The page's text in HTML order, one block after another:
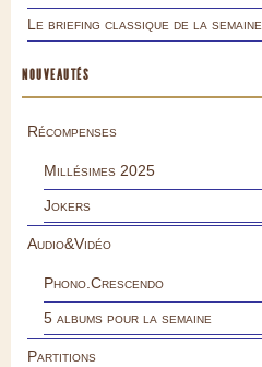
Le briefing classique de la semaine
NOUVEAUTÉS
Récompenses
Millésimes 2025
Jokers
Audio&Vidéo
Phono.Crescendo
5 albums pour la semaine
Partitions